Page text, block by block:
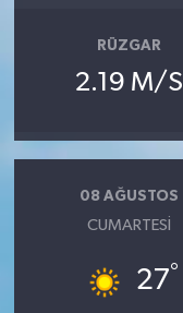
RÜZGAR
2.19 M/S
08 AĞUSTOS
CUMARTESI
27°